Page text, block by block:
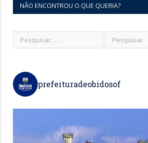
NÃO ENCONTROU O QUE QUERIA?
prefeituradeobidosof